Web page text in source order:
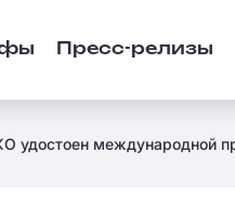
Пресс-релизы
удостоен международной